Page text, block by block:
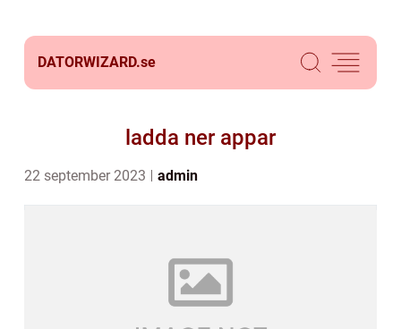
DATORWIZARD.se
ladda ner appar
22 september 2023 admin